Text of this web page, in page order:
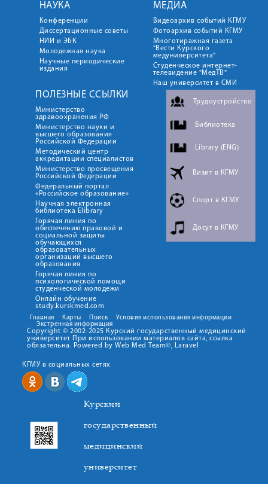
НАУКА
Конференции
Диссертационные советы
НИИ и ЭБК
Молодежная наука
Научные периодические
издания
МЕДИА
Видеоархив событий КГМУ
Фотоархив событий КГМУ
Многотиражная газета
"Вести Курского
медуниверситета"
Студенческое интернет-
телевидение "МедТВ"
Наш университет в СМИ
ПОЛЕЗНЫЕ ССЫЛКИ
Министерство
здравоохранения РФ
Министерство науки и
высшего образования
Российской Федерации
Методический центр
аккредитации специалистов
Министерство просвещения
Российской Федерации
Федеральный портал
«Российское образование»
Научная электронная
библиотека Elibrary
Горячая линия по
обеспечению правовой и
социальной защиты
обучающихся
образовательных
организаций высшего
образования
Горячая линия по
психологической помощи
студенческой молодежи
Онлайн обучение
study.kurskmed.com
Трудоустройство
Библиотека
Library (ENG)
Визит в КГМУ
Спорт в КГМУ
Досуг в КГМУ
Главная Карты Поиск
Условия использования информации
Экстренная информация
Copyright © 2002-2025 Курский государственный медицинский
университет При использовании материалов сайта, ссылка
обязательна. Powered by Web Med Team©, Laravel
КГМУ в социальных сетях
Курский
государственный
медицинский
университет